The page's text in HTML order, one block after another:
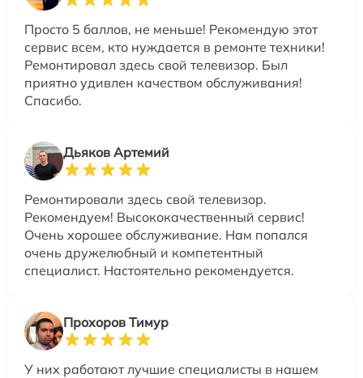
Просто 5 баллов, не меньше! Рекомендую этот
сервис всем, кто нуждается в ремонте техники!
Ремонтировал здесь свой телевизор. Был
приятно удивлен качеством обслуживания!
Спасибо.
Дьяков Артемий
Ремонтировали здесь свой телевизор.
Рекомендуем! Высококачественный сервис!
Очень хорошее обслуживание. Нам попался
очень дружелюбный и компетентный
специалист. Настоятельно рекомендуется.
Прохоров Тимур
У них работают лучшие специалисты в нашем